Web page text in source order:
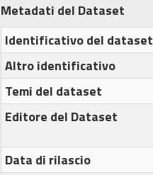
Metadati del Dataset
Identificativo del dataset
Altro identificativo
Temi del dataset
Editore del Dataset
Data di rilascio